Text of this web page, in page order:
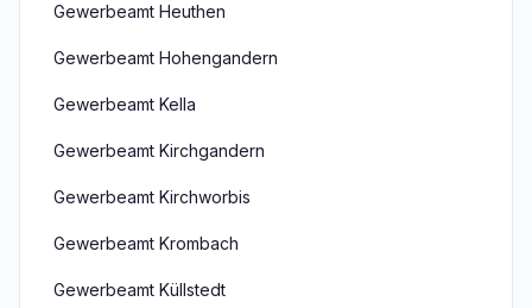
Gewerbeamt Heuthen
Gewerbeamt Hohengandern
Gewerbeamt Kella
Gewerbeamt Kirchgandern
Gewerbeamt Kirchworbis
Gewerbeamt Krombach
Gewerbeamt Küllstedt